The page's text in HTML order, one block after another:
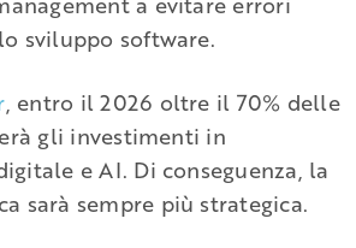
sviluppo software.
, entro il 2026 oltre il 70% delle
gli investimenti in
e AI. Di conseguenza, la
sarà sempre più strategica.